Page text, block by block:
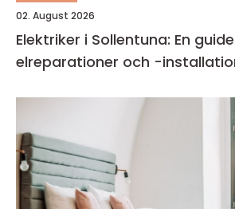
02. August 2026
Elektriker i Sollentuna: En
elreparationer och -